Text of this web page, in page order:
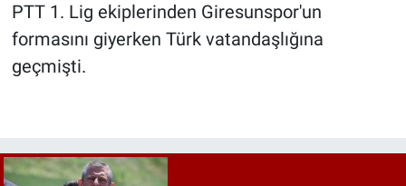
PTT 1. Lig ekiplerinden Giresunspor'un
formasını giyerken Türk vatandaşlığına
geçmişti.